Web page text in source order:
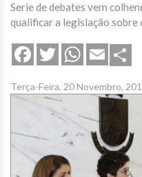
Serie de debates vem
qualificar a legislação
FacebookTwitterWhatsApp
Email
Terça-Feira, 20 Novembro,